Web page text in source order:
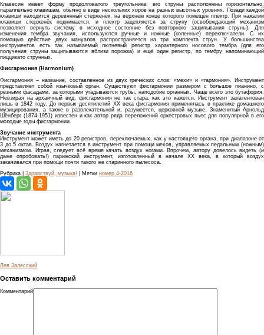
Клавесин имеет форму продолговатого треугольника; его струны расположены горизонтально,
параллельно клавишам, обычно в виде нескольких хоров на разных высотных уровнях. Позади каждой
клавиши находится деревянный стерженёк, на верхнем конце которого помещён плектр. При нажатии
клавиши стерженёк поднимается, и плектр зацепляется за струну (освобождающий механизм
позволяет вернуть систему в исходное состояние без повторного защипывания струны). Для
изменения тембра звучания, используются ручные и ножные (коленные) переключатели. С их
помощью действие двух мануалов распространяется на три комплекта струн. У большинства
инструментов есть так называемый лютневый регистр характерного носового тембра (для его
получения струны защипываются вблизи порожка) и ещё один регистр, по тембру напоминающий
пиццикато струнных.
Фисгармония (Harmonium)
Фисгармония – название, составленное из двух греческих слов: «мехи» и «гармония». Инструмент
представляет собой язычковый орган. Существуют фисгармонии размером с большое пианино, с
резными фасадами, за которыми угадываются трубы, наподобие органных. Чаще всего это бутафория.
Невзирая на архаичный вид, фисгармония не так стара, как это кажется. Инструмент запатентован
лишь в 1842 году. До первых десятилетий XX века фисгармония применялась в практике домашнего
музицирования, а также в развлекательной и, разумеется, церковной музыке. Знаменитый Арнольд
Шёнберг (1874-1951) известен и как автор ряда переложений оркестровых пьес для популярной в его
молодые годы фисгармонии.
Звучание инструмента
Инструмент может иметь до 20 регистров, переключаемых, как у настоящего органа, при диапазоне от
3 до 5 октав. Воздух нагнетается в инструмент при помощи мехов, управляемых педальным (ножным)
механизмом. Играя, следует всё время качать воздух ногами. Впрочем, автору довелось видеть (и
даже опробовать!) парижский инструмент, изготовленный в начале XX века, в который воздух
закачивался при помощи почти такого же старинного пылесоса.
Рубрика | Здравствуй, музыка! | Метки номер 4-2016
Лев Залесский
Оставить комментарий
Комментарий